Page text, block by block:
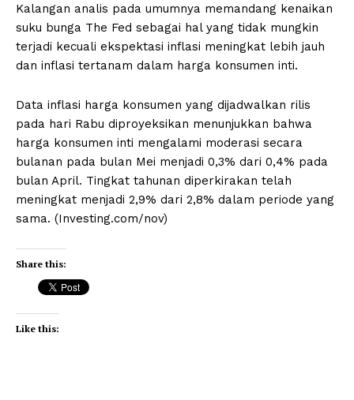
Kalangan analis pada umumnya memandang kenaikan
suku bunga The Fed sebagai hal yang tidak mungkin
terjadi kecuali ekspektasi inflasi meningkat lebih jauh
dan inflasi tertanam dalam harga konsumen inti.
Data inflasi harga konsumen yang dijadwalkan rilis
pada hari Rabu diproyeksikan menunjukkan bahwa
harga konsumen inti mengalami moderasi secara
bulanan pada bulan Mei menjadi 0,3% dari 0,4% pada
bulan April. Tingkat tahunan diperkirakan telah
meningkat menjadi 2,9% dari 2,8% dalam periode yang
sama. (Investing.com/nov)
Share this:
Like this: